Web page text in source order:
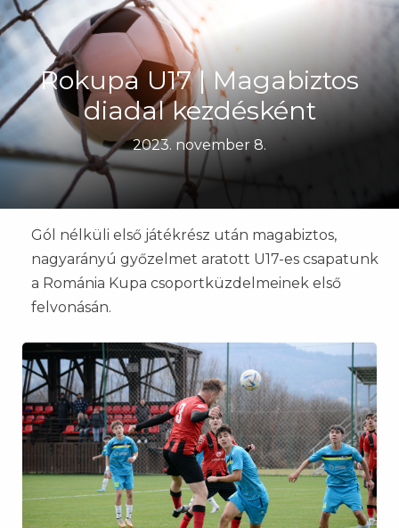
Rokupa U17 | Magabiztos
diadal kezdésként
2023. november 8.
Gól nélküli első játékrész után magabiztos,
nagyarányú győzelmet aratott U17-es csapatunk
a Románia Kupa csoportküzdelmeinek első
felvonásán.